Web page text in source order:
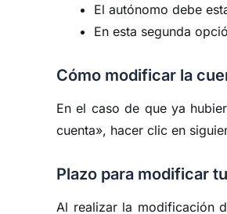
El autónomo debe
En esta segunda
Cómo modificar la
En el caso de que ya
cuenta», hacer clic en
Plazo para modificar
Al realizar la modificación